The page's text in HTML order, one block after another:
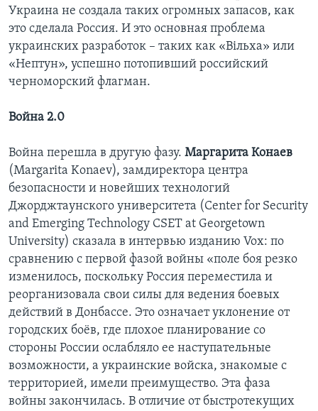
Украина не создала таких огромных запасов, как
это сделала Россия. И это основная проблема
украинских разработок – таких как «Вiльха» или
«Нептун», успешно потопивший российский
черноморский флагман.
Война 2.0
Война перешла в другую фазу. Маргарита Конаев
(Margarita Konaev), замдиректора центра
безопасности и новейших технологий
Джорджтаунского университета (Center for Security
and Emerging Technology CSET at Georgetown
University) сказала в интервью изданию Vox: по
сравнению с первой фазой войны «поле боя резко
изменилось, поскольку Россия переместила и
реорганизовала свои силы для ведения боевых
действий в Донбассе. Это означает уклонение от
городских боёв, где плохое планирование со
стороны России ослабляло ее наступательные
возможности, а украинские войска, знакомые с
территорией, имели преимущество. Эта фаза
войны закончилась. В отличие от быстротекущих